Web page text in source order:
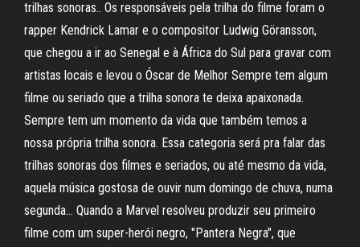
trilhas sonoras.. Os responsáveis pela trilha do filme foram o
rapper Kendrick Lamar e o compositor Ludwig Göransson,
que chegou a ir ao Senegal e à África do Sul para gravar com
artistas locais e levou o Óscar de Melhor Sempre tem algum
filme ou seriado que a trilha sonora te deixa apaixonada.
Sempre tem um momento da vida que também temos a
nossa própria trilha sonora. Essa categoria será pra falar das
trilhas sonoras dos filmes e seriados, ou até mesmo da vida,
aquela música gostosa de ouvir num domingo de chuva, numa
segunda… Quando a Marvel resolveu produzir seu primeiro
filme com um super-herói negro, "Pantera Negra", que